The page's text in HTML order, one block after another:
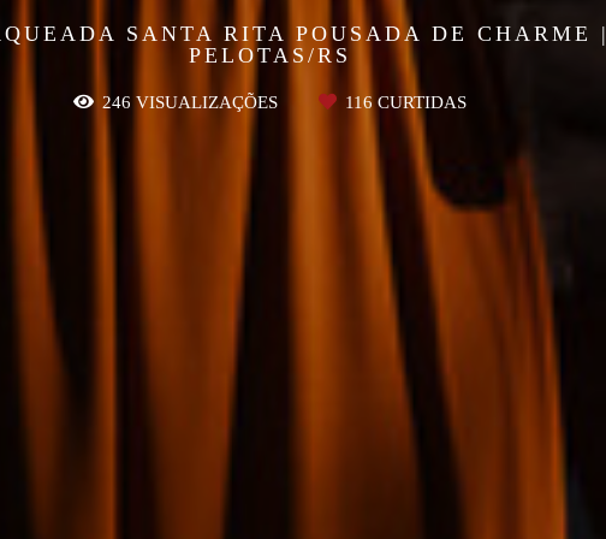
SANTA RITA POUSADA DE CHARME |
PELOTAS/RS
246 VISUALIZAÇÕES 116 CURTIDAS